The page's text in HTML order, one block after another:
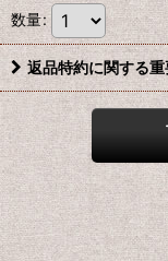
数量:
返品特約に関する